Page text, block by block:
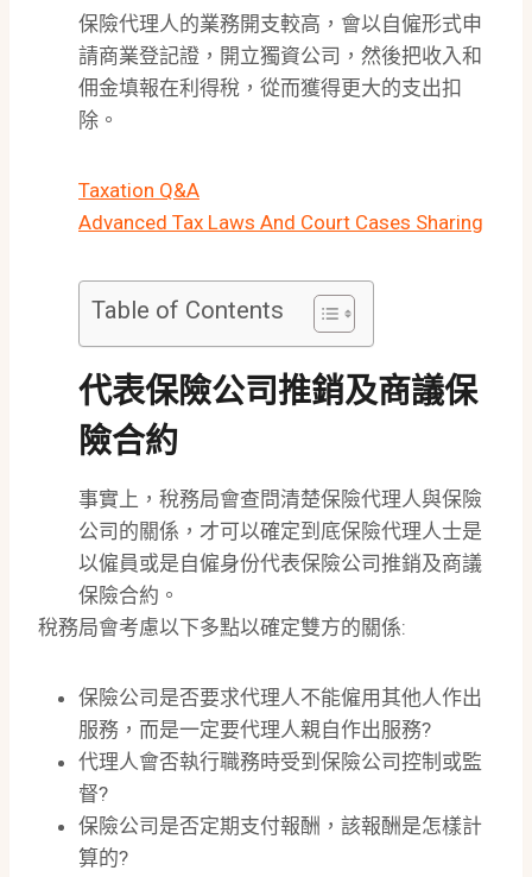
保險代理人的業務開支較高，會以自僱形式申
請商業登記證，開立獨資公司，然後把收入和
佣金填報在利得稅，從而獲得更大的支出扣
除。
Taxation Q&A
Advanced Tax Laws And Court Cases Sharing
Table of Contents
代表保險公司推銷及商議保
險合約
事實上，稅務局會查問清楚保險代理人與保險
公司的關係，才可以確定到底保險代理人士是
以僱員或是自僱身份代表保險公司推銷及商議
保險合約。
稅務局會考慮以下多點以確定雙方的關係:
保險公司是否要求代理人不能僱用其他人作出
服務，而是一定要代理人親自作出服務?
代理人會否執行職務時受到保險公司控制或監
督?
保險公司是否定期支付報酬，該報酬是怎樣計
算的?